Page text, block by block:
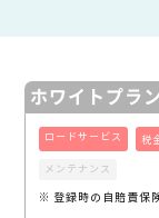
ホワイトプラン
ロードサービス 税
メンテナンス
※ 登録時の自賠責保